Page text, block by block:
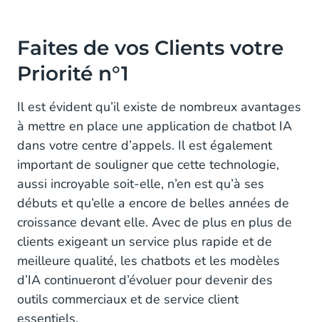
Faites de vos Clients votre
Priorité n°1
Il est évident qu’il existe de nombreux avantages
à mettre en place une application de chatbot IA
dans votre centre d’appels. Il est également
important de souligner que cette technologie,
aussi incroyable soit-elle, n’en est qu’à ses
débuts et qu’elle a encore de belles années de
croissance devant elle. Avec de plus en plus de
clients exigeant un service plus rapide et de
meilleure qualité, les chatbots et les modèles
d’IA continueront d’évoluer pour devenir des
outils commerciaux et de service client
essentiels.